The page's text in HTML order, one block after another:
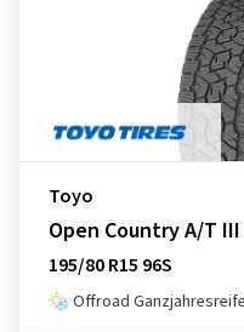
Toyo
Open Country A/T III
195/80 R15 96S
Offroad